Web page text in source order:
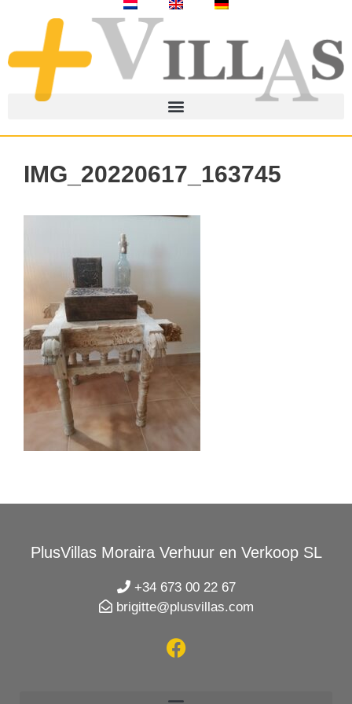
IMG_20220617_163745
PlusVillas Moraira Verhuur en Verkoop SL
+34 673 00 22 67
brigitte@plusvillas.com